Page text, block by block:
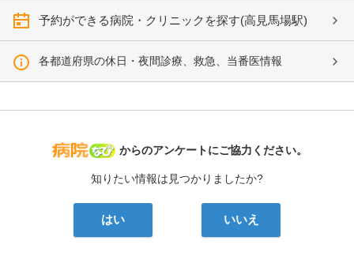
予約ができる病院・クリニックを探す(高見馬場駅)
各都道府県の休日・夜間診療、救急、当番医情報
病院なび
からのアンケートにご協力ください。
知りたい情報は見つかりましたか?
はい いいえ